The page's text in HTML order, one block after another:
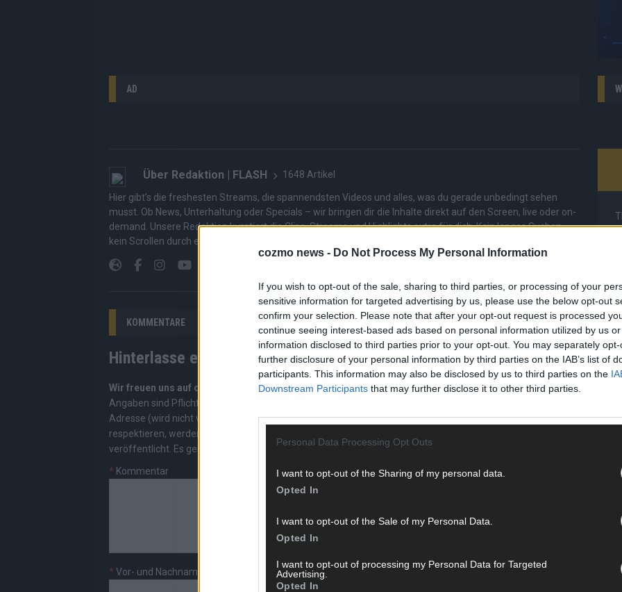
cozmo news - Do Not Process My Personal Information
If you wish to opt-out of the sale, sharing to third parties, or processing of your
sensitive information for targeted advertising by us, please use the below opt-out
confirm your selection. Please note that after your opt-out request is processed
continue seeing interest-based ads based on personal information utilized by us
information disclosed to third parties prior to your opt-out. You may separately
further disclosure of your personal information by third parties on the IAB’s list of
participants. This information may also be disclosed by us to third parties on the
Downstream Participants that may further disclose it to other third parties.
Personal Data Processing Opt Outs
I want to opt-out of the Sharing of my personal data.
Opted In
I want to opt-out of the Sale of my Personal Data.
Opted In
I want to opt-out of processing my Personal Data for Targeted
Advertising.
Opted In
AD
Über Redaktion | FLASH 1648 Artikel
Hier gibt’s die freshesten Streams, die spannendsten Videos und alles, was du gerade unbedingt sehen
musst. Ob News, Unterhaltung oder Specials – wir bringen dir die Inhalte direkt auf den Screen, live oder on-
demand. Unsere Redaktion kuratiert die Clips, Streams und Highlights extra für dich. Kein langes Suchen,
kein Scrollen durch endlose Seiten – einfach einschalten, mitfiebern und nichts verpassen.
KOMMENTARE
Hinterlasse einen Kommentar
Wir freuen uns auf deinen Beitrag!Diskutiere mit und teile deine Perspektive. Mit * gekennzeichnete
Angaben sind Pflichtfelder. Bitte nutze deinen Klarnamen (Vor- und Nachname) und eine gültige E-Mail-
Adresse (wird nicht veröffentlicht). Wir prüfen jeden Kommentar kurz. Beiträge, die unsereNetiquette
respektieren, werden freigeschaltet; Hassrede, Beleidigungen, Hetze, Spam oder Werbung werden nicht
veröffentlicht. Es gelten unsere
Datenschutzvereinbarungen.
* Kommentar
* Vor- und Nachname